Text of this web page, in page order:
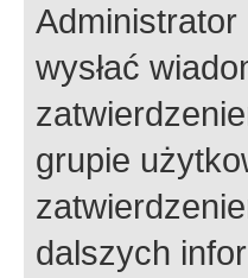
wysłać
grupie
dalszych